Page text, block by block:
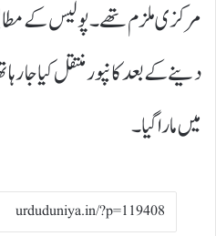
مرکزی ملزم تھے۔ پولیس کے
دینے کے بعد کانپور منتقل کیا جا
میں مارا گیا۔